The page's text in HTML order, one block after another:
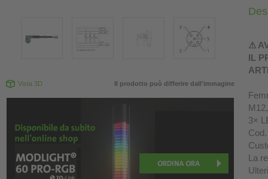
Vista 3D Il prodotto può differire dall'immagine
⚠
IL
3×
La